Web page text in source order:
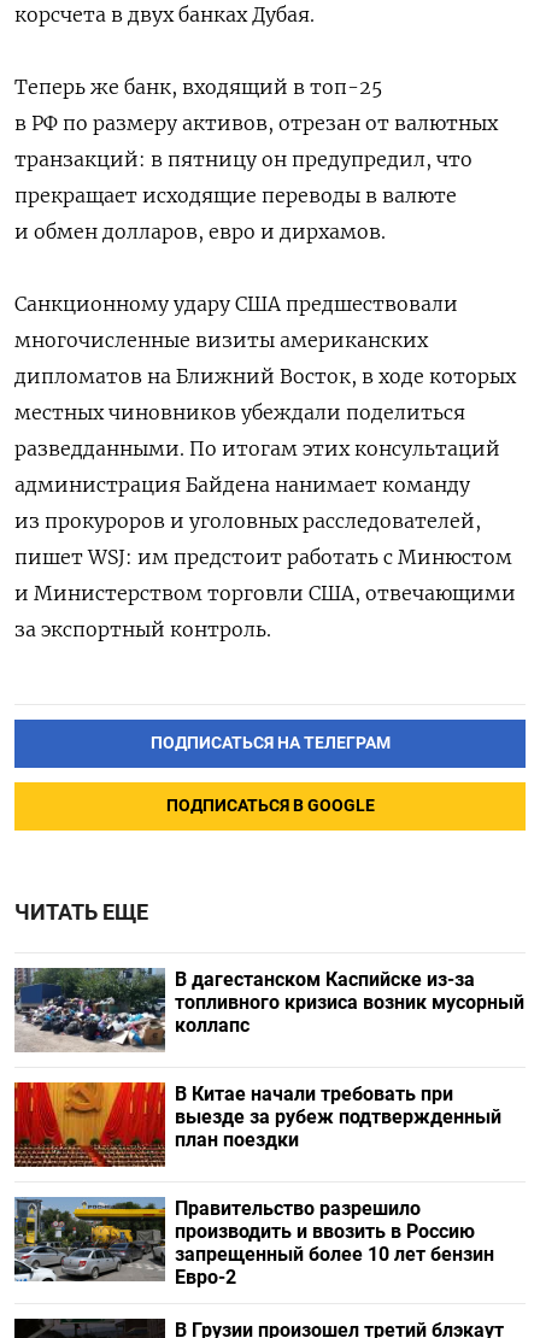
корсчета в двух банках Дубая.
Теперь же банк, входящий в топ-25
в РФ по размеру активов, отрезан от валютных
транзакций: в пятницу он предупредил, что
прекращает исходящие переводы в валюте
и обмен долларов, евро и дирхамов.
Санкционному удару США предшествовали
многочисленные визиты американских
дипломатов на Ближний Восток, в ходе которых
местных чиновников убеждали поделиться
разведданными. По итогам этих консультаций
администрация Байдена нанимает команду
из прокуроров и уголовных расследователей,
пишет WSJ: им предстоит работать с Минюстом
и Министерством торговли США, отвечающими
за экспортный контроль.
ПОДПИСАТЬСЯ НА ТЕЛЕГРАМ
ПОДПИСАТЬСЯ В GOOGLE
ЧИТАТЬ ЕЩЕ
В дагестанском Каспийске из-за
топливного кризиса возник мусорный
коллапс
В Китае начали требовать при
выезде за рубеж подтвержденный
план поездки
Правительство разрешило
производить и ввозить в Россию
запрещенный более 10 лет бензин
Евро-2
В Грузии произошел третий блэкаут